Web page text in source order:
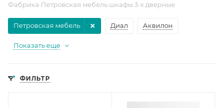
Фабрика Петровская мебель шкафы 3-х дверные
Диал Аквилон
Петровская мебель
Показать еще
ФИЛЬТР